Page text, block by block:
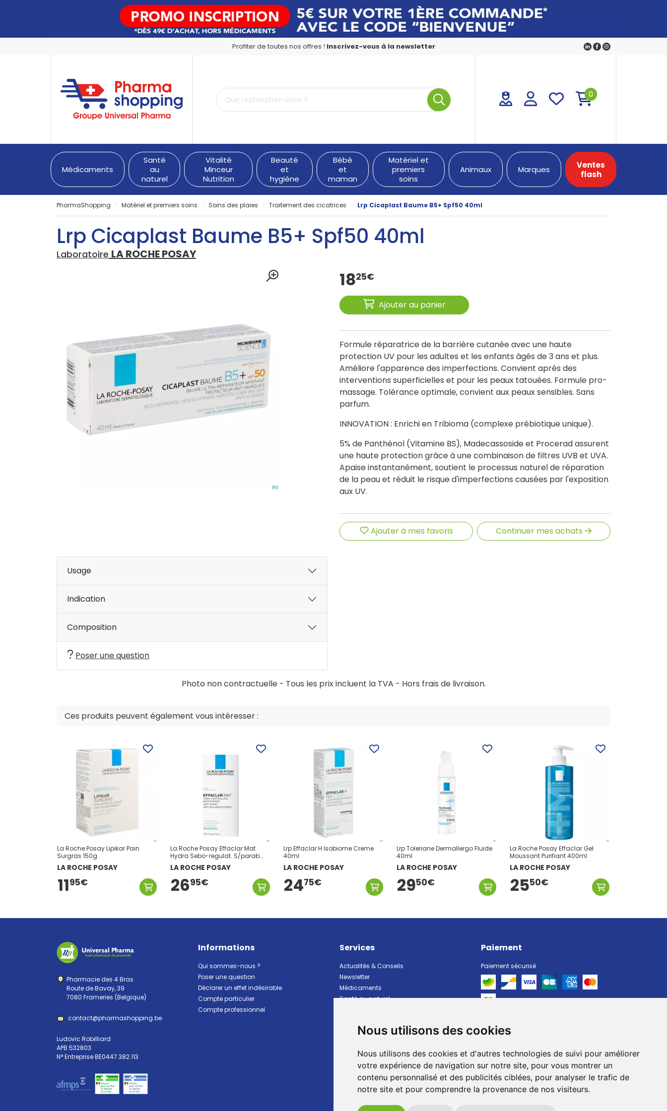
Nous utilisons des cookies
Nous utilisons des cookies et d'autres technologies de suivi pour améliorer
votre expérience de navigation sur notre site, pour vous montrer un
contenu personnalisé et des publicités ciblées, pour analyser le trafic de
notre site et pour comprendre la provenance de nos visiteurs.
Profiter de toutes nos offres ! Inscrivez-vous à la newsletter
PharmaShopping Votre pharmacie en ligne à votre service
0
Médicaments
Santé
au
naturel
Vitalité
Minceur
Nutrition
Beauté
et
hygiène
Bébé
et
maman
Matériel et
premiers
soins
Animaux Marques
Ventes
flash
PharmaShopping Matériel et premiers soins Soins des plaies Traitement des cicatrices Lrp Cicaplast Baume B5+ Spf50 40ml
Lrp Cicaplast Baume B5+ Spf50 40ml
Laboratoire LA ROCHE POSAY
1825€
Ajouter au panier
Formule réparatrice de la barrière cutanée avec une haute
protection UV pour les adultes et les enfants âgés de 3 ans et plus.
Améliore l'apparence des imperfections. Convient après des
interventions superficielles et pour les peaux tatouées. Formule pro-
massage. Tolérance optimale, convient aux peaux sensibles. Sans
parfum.
INNOVATION : Enrichi en Tribioma (complexe prébiotique unique).
5% de Panthénol (Vitamine BS), Madecassoside et Procerad assurent
une haute protection grâce à une combinaison de filtres UVB et UVA.
Apaise instantanément, soutient le processus naturel de réparation
de la peau et réduit le risque d'imperfections causées par l'exposition
aux UV.
Ajouter à mes favoris Continuer mes achats
Usage
Indication
Composition
Poser une question
Photo non contractuelle - Tous les prix incluent la TVA - Hors frais de livraison.
Ces produits peuvent également vous intéresser :
La Roche Posay Lipikar Pain
Surgras 150g
LA ROCHE POSAY
1195€
La Roche Posay Effaclar Mat
Hydra Sebo-regulat. S/parab.
40ml
LA ROCHE POSAY
2695€
Lrp Effaclar H Isobiome Creme
40ml
LA ROCHE POSAY
2475€
Lrp Toleriane Dermallergo Fluide
40ml
LA ROCHE POSAY
2950€
La Roche Posay Effaclar Gel
Moussant Purifiant 400ml
LA ROCHE POSAY
2550€
Pharmacie des 4 Bras
Route de Bavay, 39
7080 Frameries (Belgique)
contact@pharmashopping.be
Ludovic Robilliard
APB 532803
N° Entreprise BE0447.382.113
Informations
Qui sommes-nous ?
Poser une question
Déclarer un effet indésirable
Compte particulier
Compte professionnel
Services
Actualités & Conseils
Newsletter
Médicaments
Santé au naturel
Bébé et maman
Animaux
Marques
Ventes flash
Pharmacie de garde
Paiement
Paiement sécurisé
Livraison
Livraison dans un Point Relais